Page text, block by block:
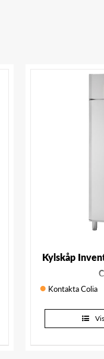
Kylskåp
Kontakta Colia